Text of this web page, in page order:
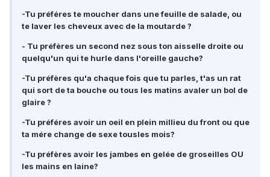
-Tu préféres te moucher dans une feuille de salade, ou
te laver les cheveux avec de la moutarde ?
- Tu préfères un second nez sous ton aisselle droite ou
quelqu'un qui te hurle dans l'oreille gauche?
-Tu préfères qu'a chaque fois que tu parles, t'as un rat
qui sort de ta bouche ou tous les matins avaler un bol de
glaire ?
-Tu préféres avoir un oeil en plein millieu du front ou que
ta mére change de sexe tousles mois?
-Tu préfères avoir les jambes en gelée de groseilles OU
les mains en laine?